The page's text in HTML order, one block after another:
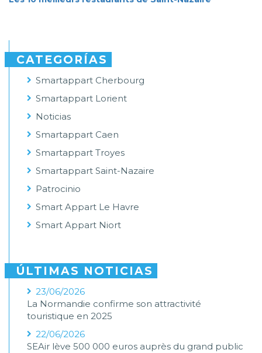
CATEGORÍAS
Smartappart Cherbourg
Smartappart Lorient
Noticias
Smartappart Caen
Smartappart Troyes
Smartappart Saint-Nazaire
Patrocinio
Smart Appart Le Havre
Smart Appart Niort
ÚLTIMAS NOTICIAS
23/06/2026
La Normandie confirme son attractivité
touristique en 2025
22/06/2026
SEAir lève 500 000 euros auprès du grand public